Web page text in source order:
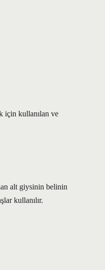
için kullanılan ve
alt giysinin belinin
kullanılır.